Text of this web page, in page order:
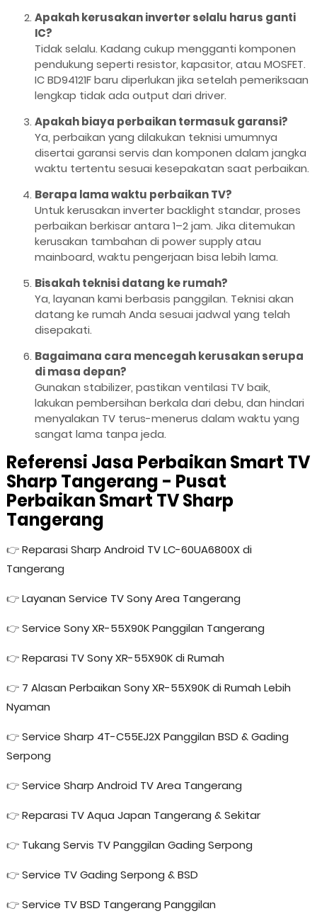
Apakah kerusakan inverter selalu harus ganti
IC?
Tidak selalu. Kadang cukup mengganti komponen
pendukung seperti resistor, kapasitor, atau MOSFET.
IC BD94121F baru diperlukan jika setelah pemeriksaan
lengkap tidak ada output dari driver.
Apakah biaya perbaikan termasuk garansi?
Ya, perbaikan yang dilakukan teknisi umumnya
disertai garansi servis dan komponen dalam jangka
waktu tertentu sesuai kesepakatan saat perbaikan.
Berapa lama waktu perbaikan TV?
Untuk kerusakan inverter backlight standar, proses
perbaikan berkisar antara 1–2 jam. Jika ditemukan
kerusakan tambahan di power supply atau
mainboard, waktu pengerjaan bisa lebih lama.
Bisakah teknisi datang ke rumah?
Ya, layanan kami berbasis panggilan. Teknisi akan
datang ke rumah Anda sesuai jadwal yang telah
disepakati.
Bagaimana cara mencegah kerusakan serupa
di masa depan?
Gunakan stabilizer, pastikan ventilasi TV baik,
lakukan pembersihan berkala dari debu, dan hindari
menyalakan TV terus-menerus dalam waktu yang
sangat lama tanpa jeda.
Referensi Jasa Perbaikan Smart TV
Sharp Tangerang - Pusat
Perbaikan Smart TV Sharp
Tangerang
👉Reparasi Sharp Android TV LC-60UA6800X di
Tangerang
👉Layanan Service TV Sony Area Tangerang
👉Service Sony XR-55X90K Panggilan Tangerang
👉Reparasi TV Sony XR-55X90K di Rumah
👉 7 Alasan Perbaikan Sony XR-55X90K di Rumah Lebih
Nyaman
👉Service Sharp 4T-C55EJ2X Panggilan BSD & Gading
Serpong
👉Service Sharp Android TV Area Tangerang
👉Reparasi TV Aqua Japan Tangerang & Sekitar
👉 Tukang Servis TV Panggilan Gading Serpong
👉Service TV Gading Serpong & BSD
👉Service TV BSD Tangerang Panggilan